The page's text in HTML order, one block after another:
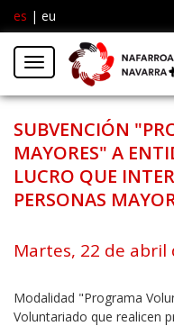
es | eu
Menú
SUBVENCIÓN
MAYORES" A
LUCRO QUE
PERSONAS
Martes, 22 de abril
Modalidad "Programa
Voluntariado que realicen